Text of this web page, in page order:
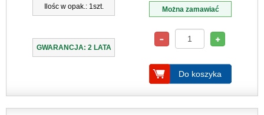
Ilośc w opak.: 1szt.
GWARANCJA: 2 LATA
Można zamawiać
Do koszyka